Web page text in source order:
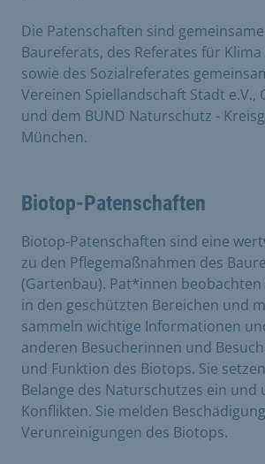
Die Patenschaften sind
Baureferats, des Referates für
sowie des Sozialreferates
Vereinen Spiellandschaft Stadt e.V.,
und dem BUND Naturschutz -
München.
Biotop-Patenschaften
Biotop-Patenschaften sind eine
zu den Pflegemaßnahmen des
(Gartenbau). Pat*innen
in den geschützten Bereichen und
sammeln wichtige Informationen
anderen Besucherinnen und
und Funktion des Biotops. Sie
Belange des Naturschutzes ein
Konflikten. Sie melden
Verunreinigungen des Biotops.